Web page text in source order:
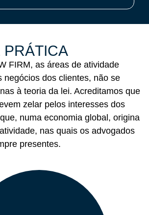
PRÁTICA
FIRM, as áreas de atividade
negócios dos clientes, não se
à teoria da lei. Acreditamos que
zelar pelos interesses dos
numa economia global, origina
nas quais os advogados
presentes.